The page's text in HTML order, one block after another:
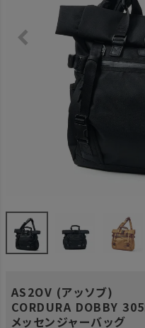
AS2OV (アッソブ)
CORDURA DOBBY
メッセンジャーバッグ